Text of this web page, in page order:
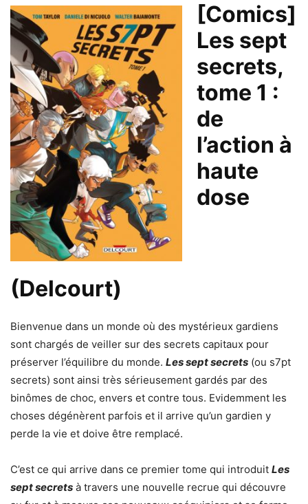
[Comics]
Les sept
secrets,
tome 1 :
de
l’action à
haute
dose
(Delcourt)
Bienvenue dans un monde où des mystérieux gardiens
sont chargés de veiller sur des secrets capitaux pour
préserver l’équilibre du monde. Les sept secrets (ou s7pt
secrets) sont ainsi très sérieusement gardés par des
binômes de choc, envers et contre tous. Evidemment les
choses dégénèrent parfois et il arrive qu’un gardien y
perde la vie et doive être remplacé.
C’est ce qui arrive dans ce premier tome qui introduit Les
sept secrets à travers une nouvelle recrue qui découvre